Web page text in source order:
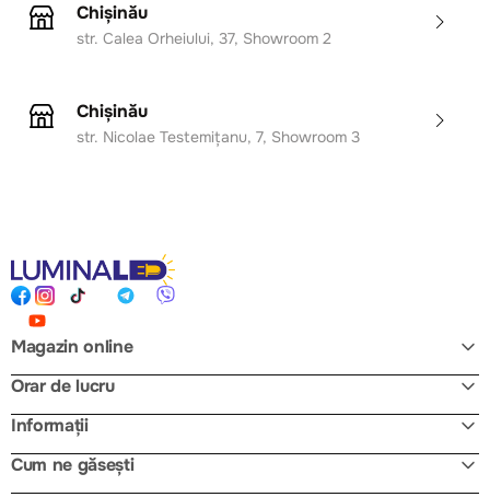
Chișinău
str. Calea Orheiului, 37, Showroom 2
Chișinău
str. Nicolae Testemițanu, 7, Showroom 3
Magazin online
Orar de lucru
Informații
Cum ne găsești